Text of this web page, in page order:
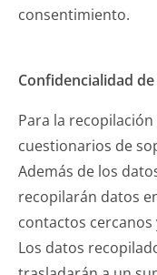
consentimiento.
Confidencialidad
Para la
cuestionarios de
Además de los
recopilarán datos
contactos
Los datos